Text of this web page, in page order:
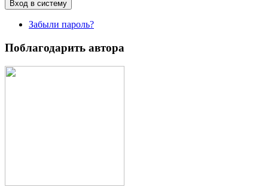
Забыли пароль?
Поблагодарить автора